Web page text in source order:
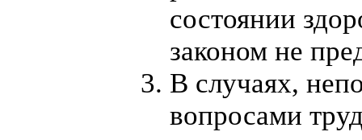
состоянии
законом не
В случаях,
вопросами